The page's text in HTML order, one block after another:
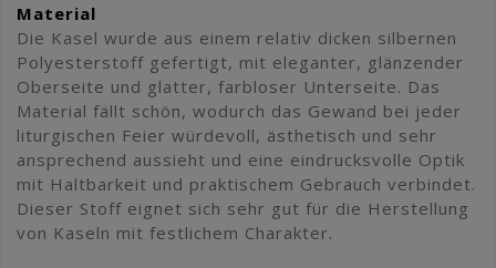
Material
Die Kasel wurde aus einem relativ dicken silbernen
Polyesterstoff gefertigt, mit eleganter, glänzender
Oberseite und glatter, farbloser Unterseite. Das
Material fällt schön, wodurch das Gewand bei jeder
liturgischen Feier würdevoll, ästhetisch und sehr
ansprechend aussieht und eine eindrucksvolle Optik
mit Haltbarkeit und praktischem Gebrauch verbindet.
Dieser Stoff eignet sich sehr gut für die Herstellung
von Kaseln mit festlichem Charakter.